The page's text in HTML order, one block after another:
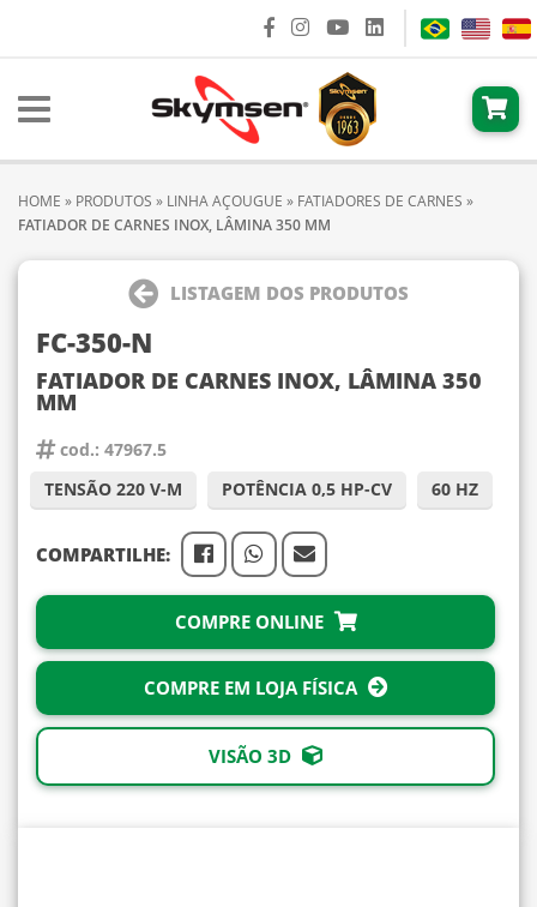
HOME » PRODUTOS » LINHA AÇOUGUE » FATIADORES DE CARNES »
FATIADOR DE CARNES INOX, LÂMINA 350 MM
LISTAGEM DOS PRODUTOS
FC-350-N
FATIADOR DE CARNES INOX, LÂMINA 350
MM
cod.: 47967.5
TENSÃO 220 V-M
POTÊNCIA 0,5 HP-CV 60 HZ
COMPARTILHE:
COMPRE ONLINE
COMPRE EM LOJA FÍSICA
VISÃO 3D